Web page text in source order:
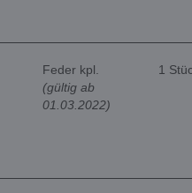
Feder kpl.
(gültig ab
01.03.2022)
1